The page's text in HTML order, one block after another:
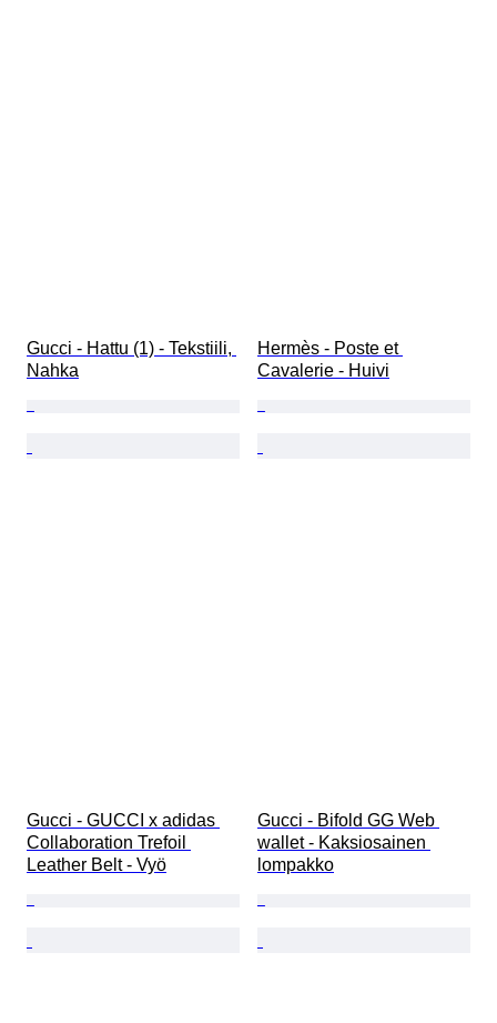
Gucci - Hattu (1) - Tekstiili,
Nahka
Hermès - Poste et
Cavalerie - Huivi
Gucci - GUCCI x adidas
Collaboration Trefoil
Leather Belt - Vyö
Gucci - Bifold GG Web
wallet - Kaksiosainen
lompakko